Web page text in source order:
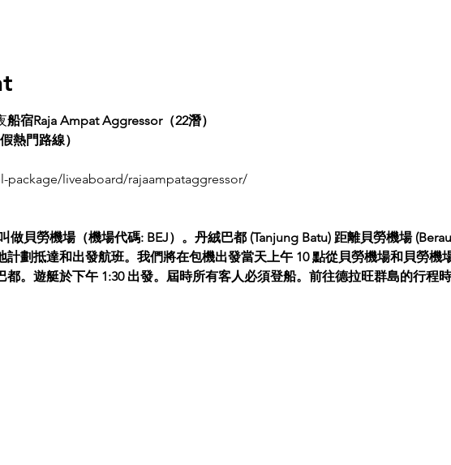
船宿Raja Ampat Aggressor（22潛）
熱門路線）
package/liveaboard/rajaampataggressor/
做貝勞機場（機場代碼: BEJ）。丹絨巴都 (Tanjung Batu) 距離貝勞機場
計劃抵達和出發航班。我們將在包機出發當天上午 10 點從貝勞機場和貝勞機
。遊艇於下午 1:30 出發。屆時所有客人必須登船。前往德拉旺群島的行程